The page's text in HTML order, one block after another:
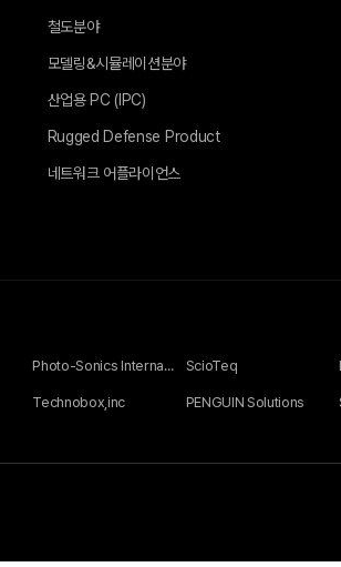
철도분야
모델링&시뮬레이션분야
산업용 PC (IPC)
Rugged Defense Product
네트워크 어플라이언스
Photo-Sonics International Ltd ScioTeq
Technobox,inc PENGUIN Solutions